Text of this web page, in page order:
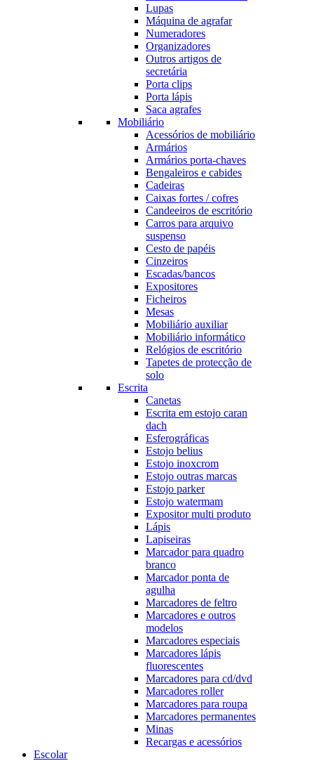
Lupas
Máquina de agrafar
Numeradores
Organizadores
Outros artigos de
secretária
Porta clips
Porta lápis
Saca agrafes
Mobiliário
Acessórios de mobiliário
Armários
Armários porta-chaves
Bengaleiros e cabides
Cadeiras
Caixas fortes / cofres
Candeeiros de escritório
Carros para arquivo
suspenso
Cesto de papéis
Cinzeiros
Escadas/bancos
Expositores
Ficheiros
Mesas
Mobiliário auxiliar
Mobiliário informático
Relógios de escritório
Tapetes de protecção de
solo
Escrita
Canetas
Escrita em estojo caran
dach
Esferográficas
Estojo belius
Estojo inoxcrom
Estojo outras marcas
Estojo parker
Estojo watermam
Expositor multi produto
Lápis
Lapiseiras
Marcador para quadro
branco
Marcador ponta de
agulha
Marcadores de feltro
Marcadores e outros
modelos
Marcadores especiais
Marcadores lápis
fluorescentes
Marcadores para cd/dvd
Marcadores roller
Marcadores para roupa
Marcadores permanentes
Minas
Recargas e acessórios
Escolar